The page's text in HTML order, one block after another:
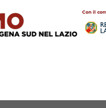
Con il